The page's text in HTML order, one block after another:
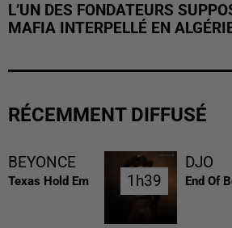
L’UN DES FONDATEURS
MAFIA INTERPELLÉ EN
RÉCEMMENT DIFFUSÉ
BEYONCE
Texas Hold Em 1h39
1h39
DJO
End Of